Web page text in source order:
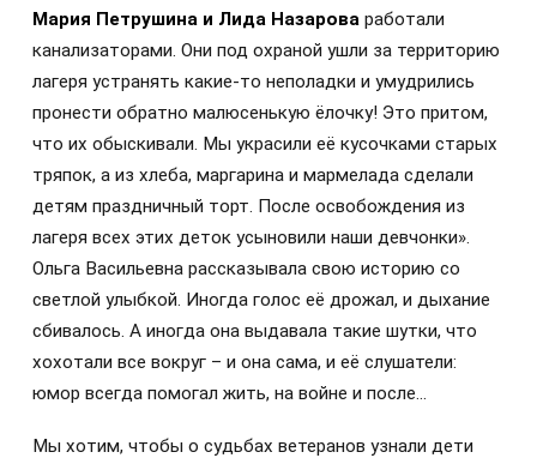
Мария Петрушина и Лида Назарова работали
канализаторами. Они под охраной ушли за территорию
лагеря устранять какие-то неполадки и умудрились
пронести обратно малюсенькую ёлочку! Это притом,
что их обыскивали. Мы украсили её кусочками старых
тряпок, а из хлеба, маргарина и мармелада сделали
детям праздничный торт. После освобождения из
лагеря всех этих деток усыновили наши девчонки».
Ольга Васильевна рассказывала свою историю со
светлой улыбкой. Иногда голос её дрожал, и дыхание
сбивалось. А иногда она выдавала такие шутки, что
хохотали все вокруг – и она сама, и её слушатели:
юмор всегда помогал жить, на войне и после...
Мы хотим, чтобы о судьбах ветеранов узнали дети